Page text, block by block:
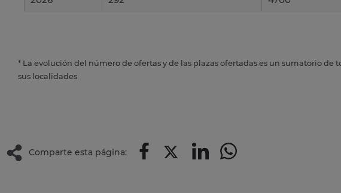
* La evolución del número de ofertas y de las plazas ofertadas es un sumatorio de
sus localidades
Comparte esta página: